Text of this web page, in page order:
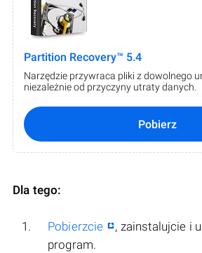
Partition Recovery™ 5.4
Narzędzie przywraca pliki z dowolnego
niezależnie od przyczyny utraty danych.
Pobierz
Dla tego:
Pobierzcie
, zainstalujcie i
program.